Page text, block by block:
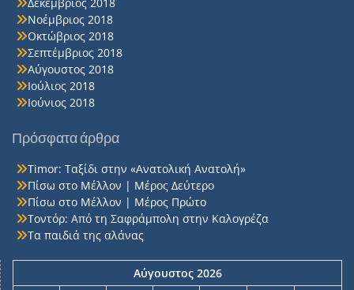
Νοέμβριος 2018
Οκτώβριος 2018
Σεπτέμβριος 2018
Αύγουστος 2018
Ιούλιος 2018
Ιούνιος 2018
Πρόσφατα άρθρα
Timor: Ταξίδι στην «Ανατολική Ανατολή»
Πίσω στο Μέλλον | Μέρος Δεύτερο
Πίσω στο Μέλλον | Μέρος Πρώτο
Τοντόρ: Από τη Σαφράμπολη στην Καλογρέζα
Τα παιδιά της αλάνας
Αύγουστος 2026